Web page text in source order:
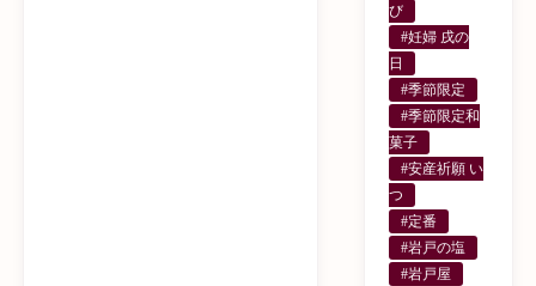
び
#妊婦 戌の
日
#季節限定
#季節限定和
菓子
#安産祈願 い
つ
#定番
#岩戸の塩
#岩戸屋